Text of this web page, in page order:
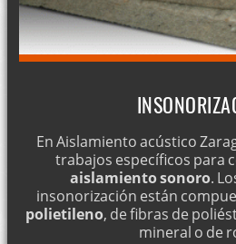
En Aislamiento acústico
trabajos específicos para
aislamiento sonoro.
insonorización están
polietileno, de fibras de
mineral o de